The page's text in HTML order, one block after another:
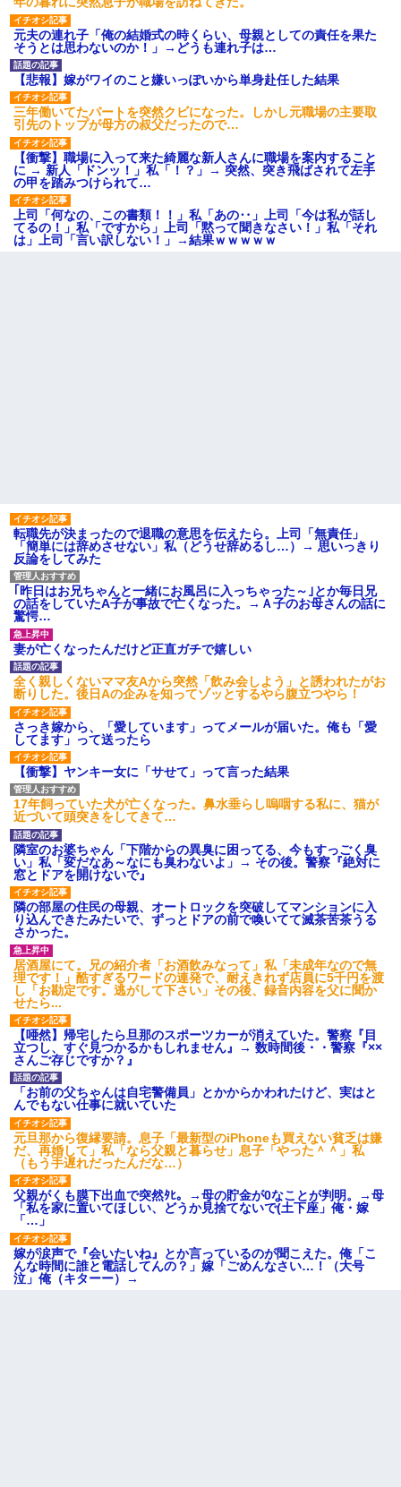
元夫の連れ子「俺の結婚式の時くらい、母親としての責任を果た
そうとは思わないのか！」→どうも連れ子は…
【悲報】嫁がワイのこと嫌いっぽいから単身赴任した結果
三年働いてたパートを突然クビになった。しかし元職場の主要取
引先のトップが母方の叔父だったので…
【衝撃】職場に入って来た綺麗な新人さんに職場を案内すること
に → 新人「ドンッ！」私「！？」→ 突然、突き飛ばされて左手
の甲を踏みつけられて…
上司「何なの、この書類！！」私「あの‥」上司「今は私が話し
てるの！」私「ですから」上司「黙って聞きなさい！」私「それ
は」上司「言い訳しない！」→結果ｗｗｗｗｗ
転職先が決まったので退職の意思を伝えたら。上司「無責任」
「簡単には辞めさせない」私（どうせ辞めるし…）→ 思いっきり
反論をしてみた
｢昨日はお兄ちゃんと一緒にお風呂に入っちゃった～｣とか毎日兄
の話をしていたA子が事故で亡くなった。→Ａ子のお母さんの話に
驚愕…
妻が亡くなったんだけど正直ガチで嬉しい
全く親しくないママ友Aから突然「飲み会しよう」と誘われたがお
断りした。後日Aの企みを知ってゾッとするやら腹立つやら！
さっき嫁から、「愛しています」ってメールが届いた。俺も「愛
してます」って送ったら
【衝撃】ヤンキー女に「サせて」って言った結果
17年飼っていた犬が亡くなった。鼻水垂らし嗚咽する私に、猫が
近づいて頭突きをしてきて…
隣室のお婆ちゃん「下階からの異臭に困ってる、今もすっごく臭
い」私「変だなあ～なにも臭わないよ」→ その後。警察『絶対に
窓とドアを開けないで』
隣の部屋の住民の母親、オートロックを突破してマンションに入
り込んできたみたいで、ずっとドアの前で喚いてて滅茶苦茶うる
さかった。
居酒屋にて。兄の紹介者「お酒飲みなって」私「未成年なので無
理です！」酷すぎるワードの連発で、耐えきれず店員に5千円を渡
し「お勘定です。逃がして下さい」その後、録音内容を父に聞か
せたら...
【唖然】帰宅したら旦那のスポーツカーが消えていた。警察『目
立つし、すぐ見つかるかもしれません』→ 数時間後・・警察『××
さんご存じですか？』
「お前の父ちゃんは自宅警備員」とかからかわれたけど、実はと
んでもない仕事に就いていた
元旦那から復縁要請。息子「最新型のiPhoneも買えない貧乏は嫌
だ、再婚して」私「なら父親と暮らせ」息子「やった＾＾」私
（もう手遅れだったんだな…）
父親がくも膜下出血で突然ﾀﾋ。→母の貯金が0なことが判明。→母
「私を家に置いてほしい、どうか見捨てないで(土下座」俺・嫁
「…」
嫁が涙声で『会いたいね』とか言っているのが聞こえた。俺「こ
んな時間に誰と電話してんの？」嫁「ごめんなさい…！（大号
泣」俺（キターー）→